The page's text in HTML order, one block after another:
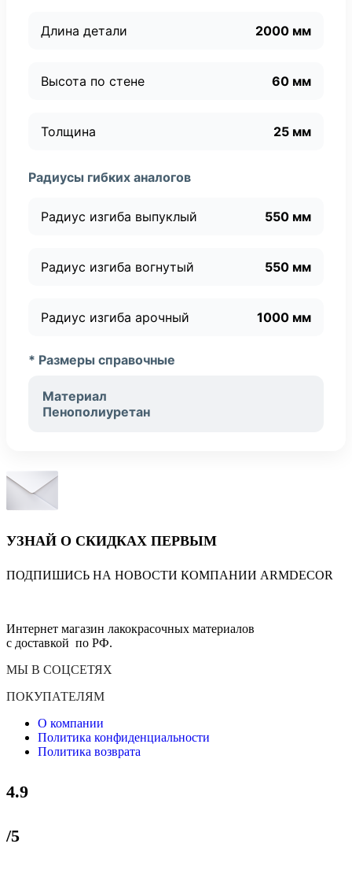
Длина детали 2000 мм
Высота по стене 60 мм
Толщина 25 мм
Радиусы гибких аналогов
Радиус изгиба выпуклый 550 мм
Радиус изгиба вогнутый 550 мм
Радиус изгиба арочный 1000 мм
* Размеры справочные
Материал
Пенополиуретан
УЗНАЙ О СКИДКАХ ПЕРВЫМ
ПОДПИШИСЬ НА НОВОСТИ КОМПАНИИ ARMDECOR
Интернет магазин лакокрасочных материалов
с доставкой по РФ.
МЫ В СОЦСЕТЯХ
ПОКУПАТЕЛЯМ
О компании
Политика конфиденциальности
Политика возврата
4.9
/5